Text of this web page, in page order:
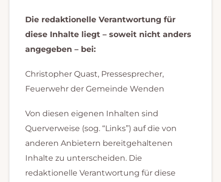
Die redaktionelle Verantwortung für
diese Inhalte liegt – soweit nicht anders
angegeben – bei:
Christopher Quast, Pressesprecher,
Feuerwehr der Gemeinde Wenden
Von diesen eigenen Inhalten sind
Querverweise (sog. “Links”) auf die von
anderen Anbietern bereitgehaltenen
Inhalte zu unterscheiden. Die
redaktionelle Verantwortung für diese